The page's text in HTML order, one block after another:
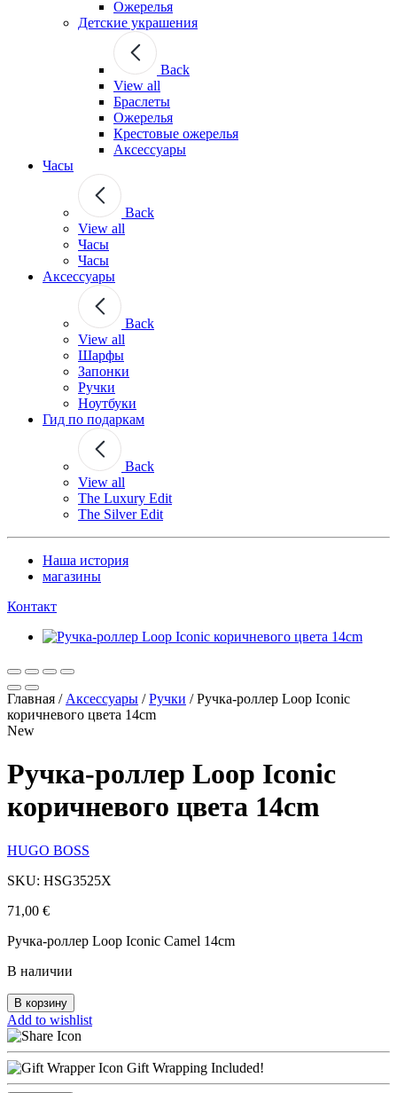
Ожерелья
Детские украшения
Back
View all
Браслеты
Ожерелья
Крестовые ожерелья
Аксессуары
Часы
Back
View all
Часы
Часы
Аксессуары
Back
View all
Шарфы
Запонки
Ручки
Ноутбуки
Гид по подаркам
Back
View all
The Luxury Edit
The Silver Edit
Наша история
магазины
Контакт
Главная / Аксессуары /Ручки /Ручка-роллер Loop Iconic
коричневого цвета 14cm
New
Ручка-роллер Loop Iconic
коричневого цвета 14cm
HUGO BOSS
SKU: HSG3525X
71,00 €
Ручка-роллер Loop Iconic Camel 14cm
В наличии
В корзину
Add to wishlist
Gift Wrapping Included!